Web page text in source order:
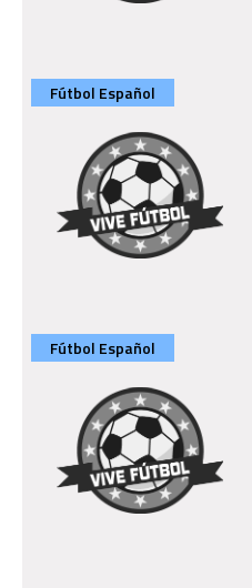
Fútbol Español
Fútbol Español